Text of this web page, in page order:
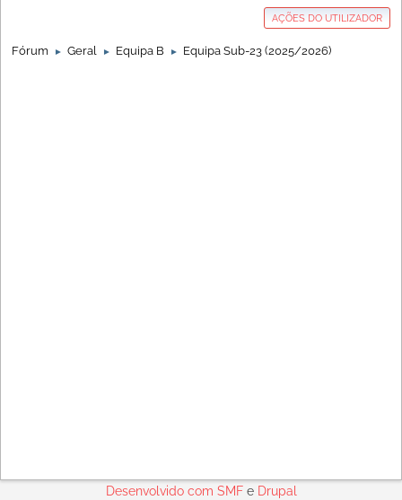
AÇÕES DO UTILIZADOR
Fórum ► Geral ► Equipa B ► Equipa Sub-23 (2025/2026)
Desenvolvido com SMFe Drupal